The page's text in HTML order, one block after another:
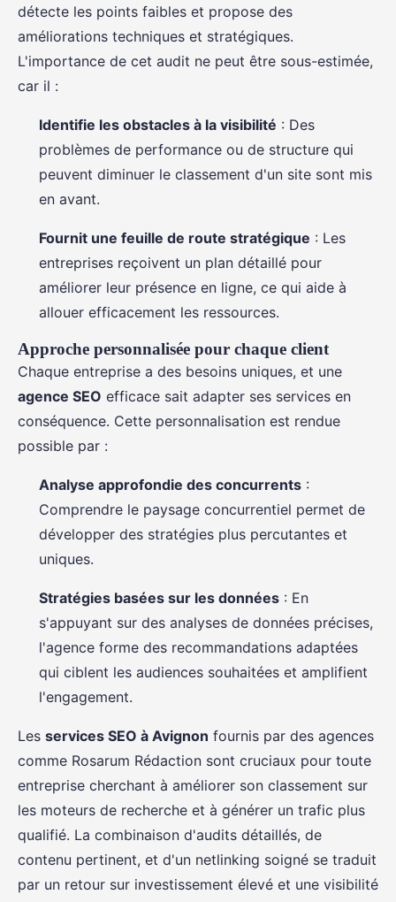
détecte les points faibles et propose des
améliorations techniques et stratégiques.
L'importance de cet audit ne peut être sous-estimée,
car il :
Identifie les obstacles à la visibilité : Des
problèmes de performance ou de structure qui
peuvent diminuer le classement d'un site sont mis
en avant.
Fournit une feuille de route stratégique : Les
entreprises reçoivent un plan détaillé pour
améliorer leur présence en ligne, ce qui aide à
allouer efficacement les ressources.
Approche personnalisée pour chaque client
Chaque entreprise a des besoins uniques, et une
agence SEO efficace sait adapter ses services en
conséquence. Cette personnalisation est rendue
possible par :
Analyse approfondie des concurrents :
Comprendre le paysage concurrentiel permet de
développer des stratégies plus percutantes et
uniques.
Stratégies basées sur les données : En
s'appuyant sur des analyses de données précises,
l'agence forme des recommandations adaptées
qui ciblent les audiences souhaitées et amplifient
l'engagement.
Les services SEO à Avignon fournis par des agences
comme Rosarum Rédaction sont cruciaux pour toute
entreprise cherchant à améliorer son classement sur
les moteurs de recherche et à générer un trafic plus
qualifié. La combinaison d'audits détaillés, de
contenu pertinent, et d'un netlinking soigné se traduit
par un retour sur investissement élevé et une visibilité